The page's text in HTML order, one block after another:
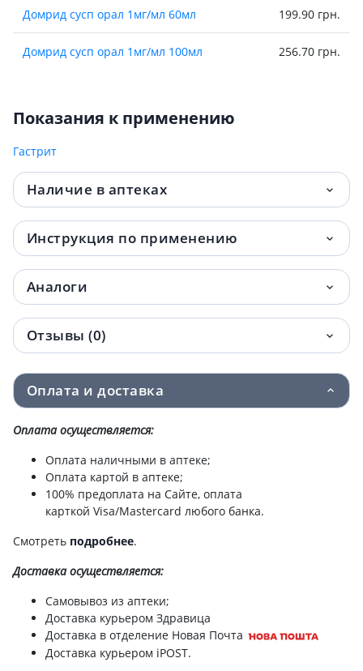
Домрид сусп орал 1мг/мл 60мл 199.90 грн.
Домрид сусп орал 1мг/мл 100мл 256.70 грн.
Показания к применению
Гастрит
Наличие в аптеках
Инструкция по применению
Аналоги
Отзывы (0)
Оплата и доставка
Оплата осуществляется:
Оплата наличными в аптеке;
Оплата картой в аптеке;
100% предоплата на Сайте, оплата
карткой Visa/Mastercard любого банка.
Смотреть подробнее.
Доставкаосуществляется:
Самовывоз из аптеки;
Доставка курьером Здравица
Доставка в отделение Новая Почта
Доставка курьером iPOST.